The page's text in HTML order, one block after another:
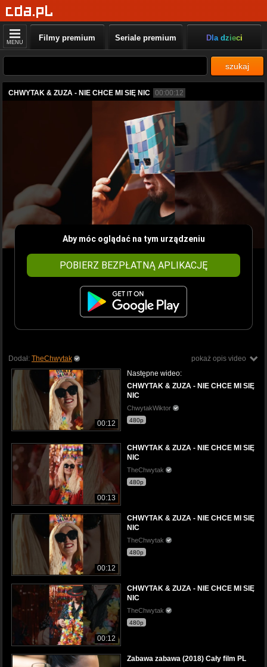
MENU Filmy premium Seriale premium Dla dzieci
szukaj
CHWYTAK & ZUZA - NIE CHCE MI SIĘ NIC 00:00:12
Aby móc oglądać na tym urządzeniu
POBIERZ BEZPŁATNĄ APLIKACJĘ
pokaż opis video
Dodał: TheChwytak
00:12
Następne wideo:
CHWYTAK & ZUZA - NIE CHCE MI SIĘ
NIC
ChwytakWiktor
480p
00:13
CHWYTAK & ZUZA - NIE CHCE MI SIĘ
NIC
TheChwytak
480p
00:12
CHWYTAK & ZUZA - NIE CHCE MI SIĘ
NIC
TheChwytak
480p
00:12
CHWYTAK & ZUZA - NIE CHCE MI SIĘ
NIC
TheChwytak
480p
Zabawa zabawa (2018) Cały film PL